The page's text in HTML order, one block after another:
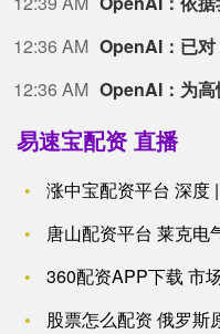
12:36 AM
12:36 AM
易速宝配资 直播
涨中宝配资平台 深度 |
唐山配资平台 莱克电气：
360配资APP下载 市场
股票怎么配资 俄罗斯原